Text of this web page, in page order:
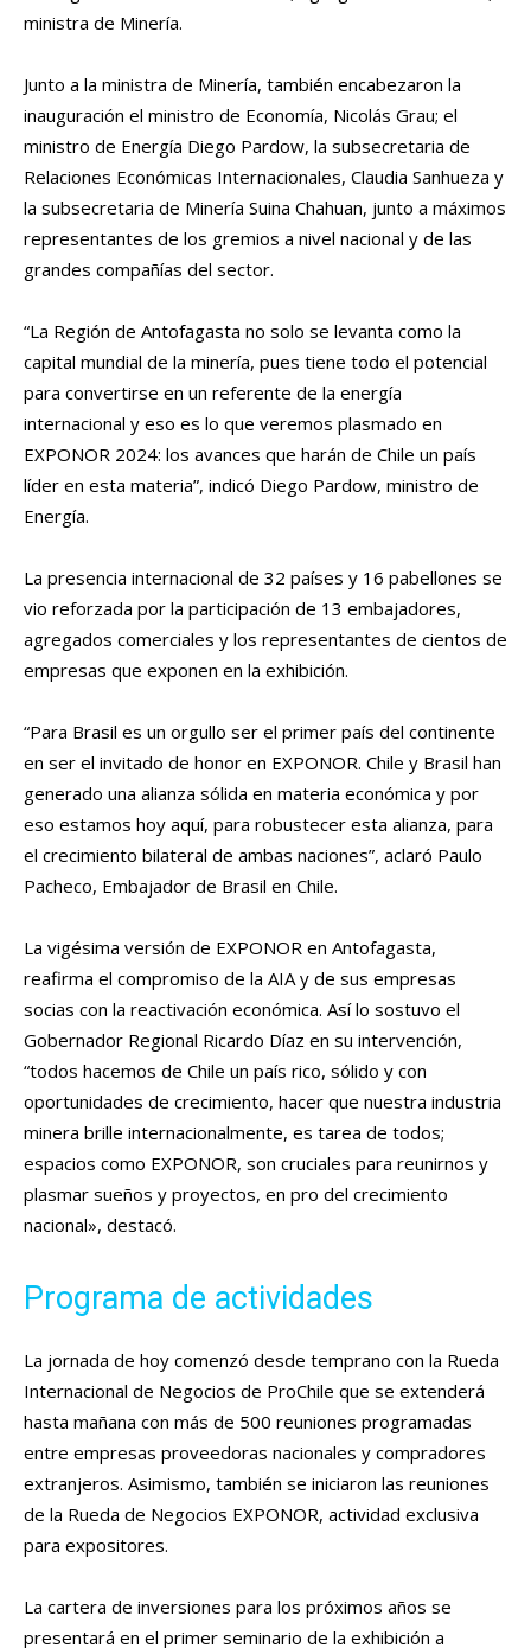
ministra de Minería.
Junto a la ministra de Minería, también encabezaron la
inauguración el ministro de Economía, Nicolás Grau; el
ministro de Energía Diego Pardow, la subsecretaria de
Relaciones Económicas Internacionales, Claudia Sanhueza y
la subsecretaria de Minería Suina Chahuan, junto a máximos
representantes de los gremios a nivel nacional y de las
grandes compañías del sector.
“La Región de Antofagasta no solo se levanta como la
capital mundial de la minería, pues tiene todo el potencial
para convertirse en un referente de la energía
internacional y eso es lo que veremos plasmado en
EXPONOR 2024: los avances que harán de Chile un país
líder en esta materia”, indicó Diego Pardow, ministro de
Energía.
La presencia internacional de 32 países y 16 pabellones se
vio reforzada por la participación de 13 embajadores,
agregados comerciales y los representantes de cientos de
empresas que exponen en la exhibición.
“Para Brasil es un orgullo ser el primer país del continente
en ser el invitado de honor en EXPONOR. Chile y Brasil han
generado una alianza sólida en materia económica y por
eso estamos hoy aquí, para robustecer esta alianza, para
el crecimiento bilateral de ambas naciones”, aclaró Paulo
Pacheco, Embajador de Brasil en Chile.
La vigésima versión de EXPONOR en Antofagasta,
reafirma el compromiso de la AIA y de sus empresas
socias con la reactivación económica. Así lo sostuvo el
Gobernador Regional Ricardo Díaz en su intervención,
“todos hacemos de Chile un país rico, sólido y con
oportunidades de crecimiento, hacer que nuestra industria
minera brille internacionalmente, es tarea de todos;
espacios como EXPONOR, son cruciales para reunirnos y
plasmar sueños y proyectos, en pro del crecimiento
nacional», destacó.
Programa de actividades
La jornada de hoy comenzó desde temprano con la Rueda
Internacional de Negocios de ProChile que se extenderá
hasta mañana con más de 500 reuniones programadas
entre empresas proveedoras nacionales y compradores
extranjeros. Asimismo, también se iniciaron las reuniones
de la Rueda de Negocios EXPONOR, actividad exclusiva
para expositores.
La cartera de inversiones para los próximos años se
presentará en el primer seminario de la exhibición a